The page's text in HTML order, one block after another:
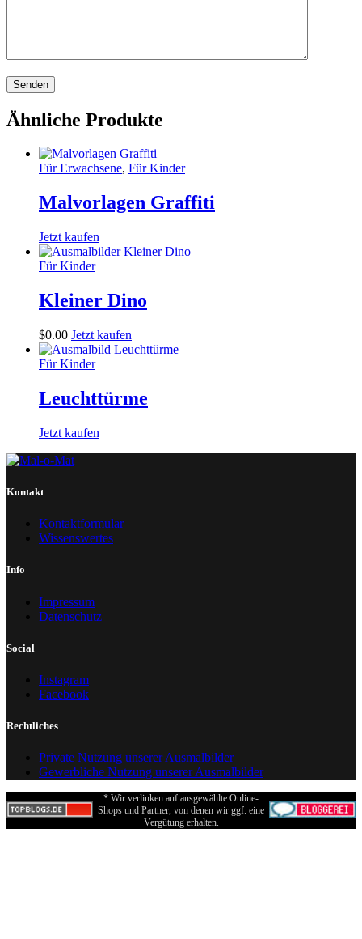
Ähnliche Produkte
Für Erwachsene, Für Kinder
Malvorlagen Graffiti
Jetzt kaufen
Für Kinder
Kleiner Dino
$0.00 Jetzt kaufen
Für Kinder
Leuchttürme
Jetzt kaufen
Kontakt
Kontaktformular
Wissenswertes
Info
Impressum
Datenschutz
Social
Instagram
Facebook
Rechtliches
Private Nutzung unserer Ausmalbilder
Gewerbliche Nutzung unserer Ausmalbilder
* Wir verlinken auf ausgewählte Online-
Shops und Partner, von denen wir ggf. eine
Vergütung erhalten.